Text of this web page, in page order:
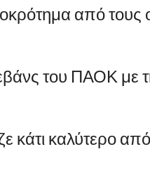
από
του ΠΑΟΚ με
κάτι καλύτερο